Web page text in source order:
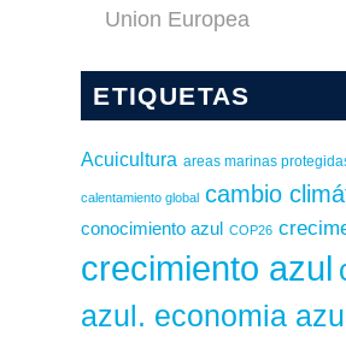
Union Europea
ETIQUETAS
Acuicultura areas marinas
calentamiento global cambio
conocimiento azul COP26
crecimiento azul
azul. economia